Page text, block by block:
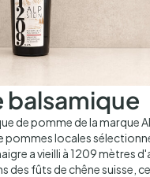
balsamique
de pomme de la marque
pommes locales
a vieilli à 1209 mètres
des fûts de chêne suisse,